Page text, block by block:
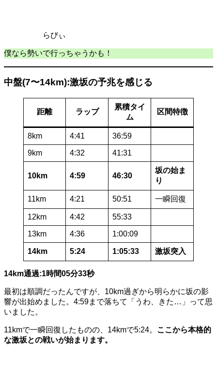
らびぃ
僕なら勢いで行っちゃうかも！
中盤(7〜14km):激坂の予兆を感じる
距離 ラップ
累積タイ
ム
区間特徴
8km 4:41 36:59
9km 4:32 41:31
10km 4:59 46:30
坂の始ま
り
11km 4:21 50:51 一瞬回復
12km 4:42 55:33
13km 4:36 1:00:09
14km 5:24 1:05:33 激坂突入
14km通過:1時間05分33秒
最初は順調だったんですが、10km過ぎから明らかに坂の影
響が出始めました。4:59まで落ちて「うわ、きた…」って思
いました。
11kmで一瞬回復したものの、14kmで5:24。 ここから本格的
な激坂との戦いが始まります。